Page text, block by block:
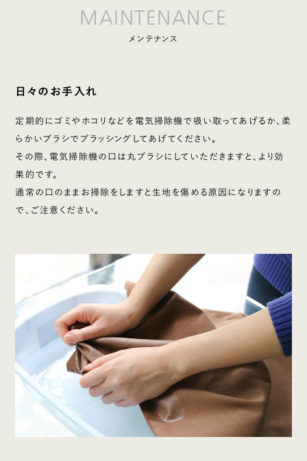
MAINTENANCE
メンテナンス
日々のお手入れ
定期的にゴミやホコリなどを電気掃除機で吸い取ってあげるか、柔
らかいブラシでブラッシングしてあげてください。
その際、電気掃除機の口は丸ブラシにしていただきますと、より効
果的です。
通常の口のままお掃除をしますと生地を傷める原因になりますの
で、ご注意ください。